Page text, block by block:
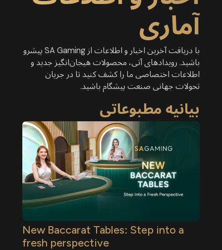
آماری
با دریافت آخرین اخبار و اطلاعات از SA Gaming پیشرو
باشید. رویدادهای آتی، محصولات هیجان‌انگیز جدید و
اطلاعات اختصاصی ما را کشف کنید تا در جریان
تحولات جهانی صنعت پیشگام باشید.
بیانیه مطبوعاتی
New Baccarat Tables: Step into a
fresh perspective